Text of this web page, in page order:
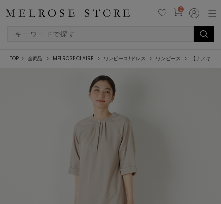
0
TOP 全商品 MELROSE CLAIRE ワンピース/ドレス ワンピース 【ナノキャ